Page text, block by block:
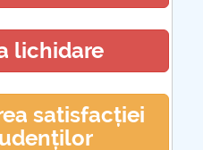
lichidare
satisfacției